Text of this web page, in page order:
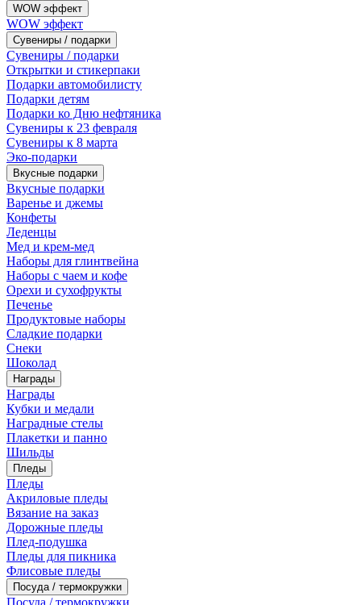
WOW эффект
WOW эффект
Сувениры / подарки
Сувениры / подарки
Открытки и стикерпаки
Подарки автомобилисту
Подарки детям
Подарки ко Дню нефтяника
Сувениры к 23 февраля
Сувениры к 8 марта
Эко-подарки
Вкусные подарки
Вкусные подарки
Варенье и джемы
Конфеты
Леденцы
Мед и крем-мед
Наборы для глинтвейна
Наборы с чаем и кофе
Орехи и сухофрукты
Печенье
Продуктовые наборы
Сладкие подарки
Снеки
Шоколад
Награды
Награды
Кубки и медали
Наградные стелы
Плакетки и панно
Шильды
Пледы
Пледы
Акриловые пледы
Вязание на заказ
Дорожные пледы
Плед-подушка
Пледы для пикника
Флисовые пледы
Посуда / термокружки
Посуда / термокружки